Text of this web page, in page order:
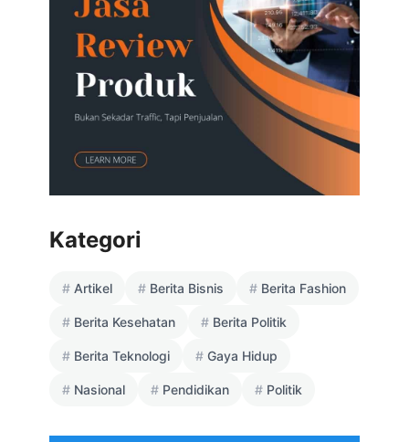
Kategori
Artikel Berita Bisnis Berita Fashion
Berita Kesehatan Berita Politik
Berita Teknologi Gaya Hidup
Nasional Pendidikan Politik